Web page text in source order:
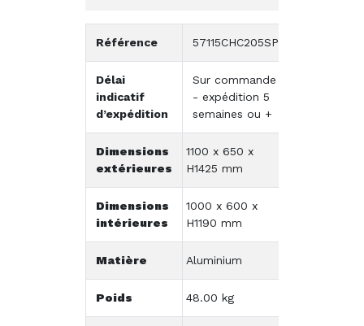
Référence 57115CHC205SP
Délai
indicatif
d’expédition
Sur commande
- expédition 5
semaines ou +
Dimensions
extérieures
1100 x 650 x
H1425 mm
Dimensions
intérieures
1000 x 600 x
H1190 mm
Matière Aluminium
Poids 48.00 kg